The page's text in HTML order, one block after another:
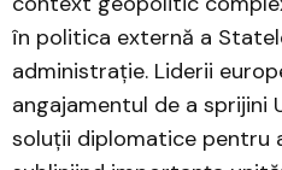
în politica externă a
administrație. Liderii
angajamentul de a sprijini
soluții diplomatice pentru